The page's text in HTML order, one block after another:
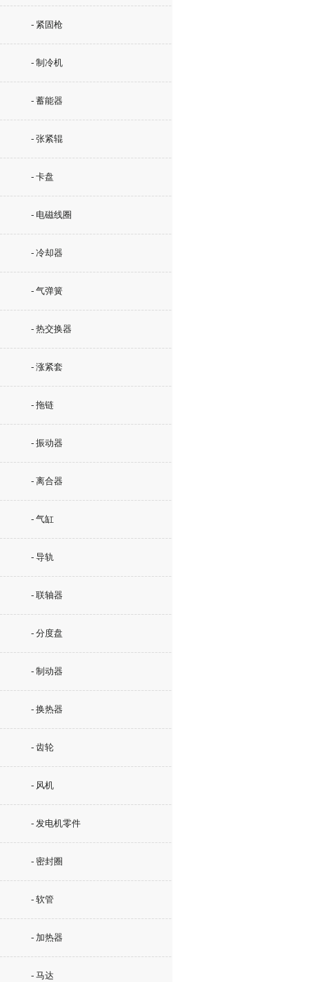
- 紧固枪
- 制冷机
- 蓄能器
- 张紧辊
- 卡盘
- 电磁线圈
- 冷却器
- 气弹簧
- 热交换器
- 涨紧套
- 拖链
- 振动器
- 离合器
- 气缸
- 导轨
- 联轴器
- 分度盘
- 制动器
- 换热器
- 齿轮
- 风机
- 发电机零件
- 密封圈
- 软管
- 加热器
- 马达